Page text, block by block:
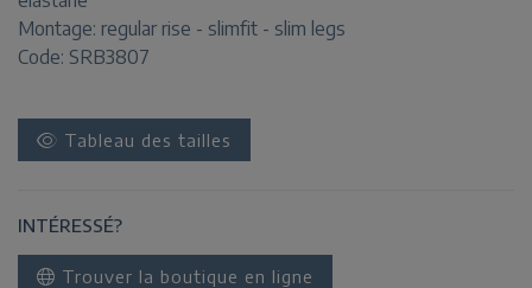
Montage: regular rise - slimfit - slim legs
Code: SRB3807
Tableau des tailles
INTÉRESSÉ?
Trouver la boutique en ligne